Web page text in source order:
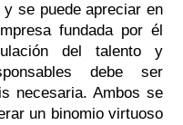
se puede apreciar en
fundada por él
del talento y
debe ser
necesaria. Ambos se
un binomio virtuoso